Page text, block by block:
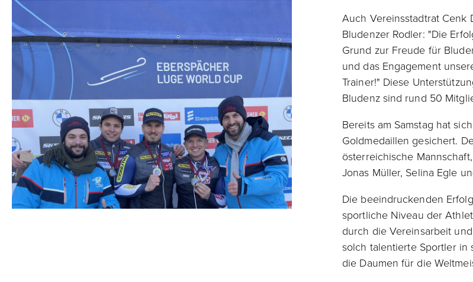
Auch Vereinsstadtrat
Bludenzer Rodler: "Die
Grund zur Freude für
und das Engagement
Trainer!" Diese
Bludenz sind rund 50
Bereits am Samstag hat
Goldmedaillen gesichert.
österreichische
Jonas Müller, Selina Egle
Die beeindruckenden
sportliche Niveau der
durch die Vereinsarbeit
solch talentierte Sportler in
die Daumen für die